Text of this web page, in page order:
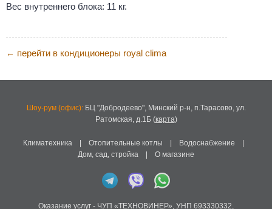
Вес внутреннего блока: 11 кг.
← перейти в кондиционеры royal clima
Шоу-рум (офис):БЦ "Добродеево", Минский р-н, п.Тарасово, ул.
Ратомская, д.1Б(карта)
Климатехника | Отопительные котлы | Водоснабжение |
Дом, сад, стройка | О магазине
Оказание услуг - ЧУП «ТЕХНОВИНЕР» УНП 693330332